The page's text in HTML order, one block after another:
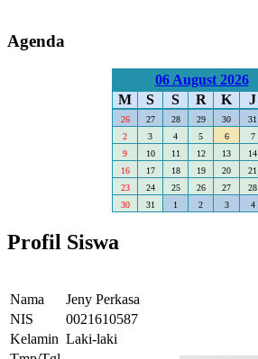
Agenda
06 August 2026
M
S S R K J
26 27 28 29 30 31
2
3 4 5 6 7
9
10 11 12 13 14
16
17 18 19 20 21
23
24 25 26 27 28
30
31 1 2 3 4
Profil Siswa
Nama
Jeny Perkasa
NIS
0021610587
Kelamin Laki-laki